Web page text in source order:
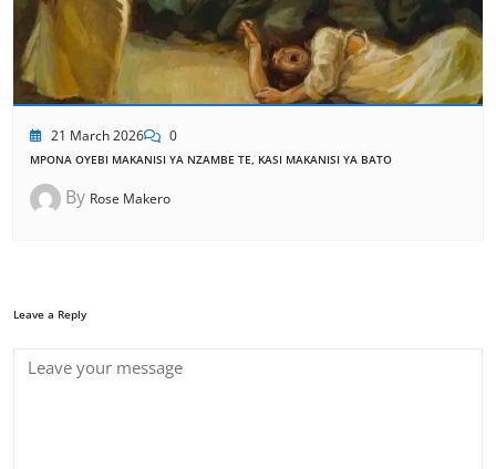
21 March 2026 0
MPONA OYEBI MAKANISI YA NZAMBE TE, KASI MAKANISI YA BATO
By Rose Makero
Leave a Reply